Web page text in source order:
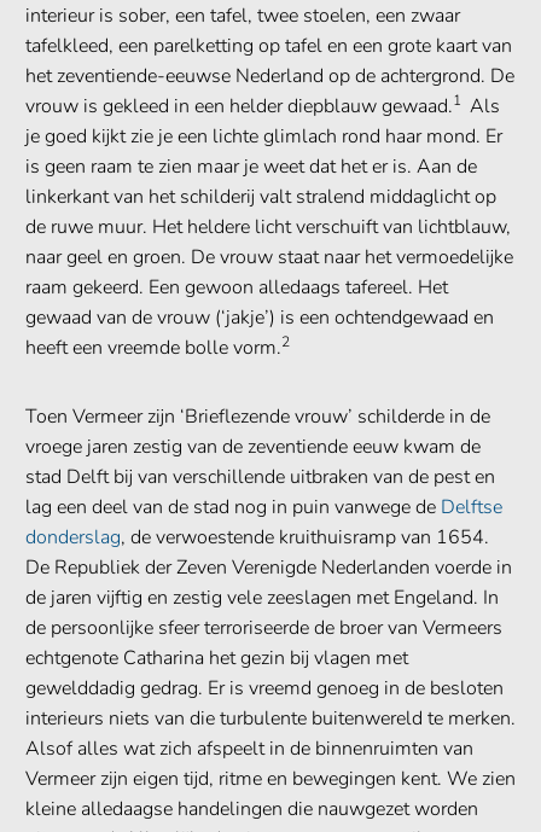
interieur is sober, een tafel, twee stoelen, een zwaar
tafelkleed, een parelketting op tafel en een grote kaart van
het zeventiende-eeuwse Nederland op de achtergrond. De
vrouw is gekleed in een helder diepblauw gewaad.1 Als
je goed kijkt zie je een lichte glimlach rond haar mond. Er
is geen raam te zien maar je weet dat het er is. Aan de
linkerkant van het schilderij valt stralend middaglicht op
de ruwe muur. Het heldere licht verschuift van lichtblauw,
naar geel en groen. De vrouw staat naar het vermoedelijke
raam gekeerd. Een gewoon alledaags tafereel. Het
gewaad van de vrouw (‘jakje’) is een ochtendgewaad en
heeft een vreemde bolle vorm.2
Toen Vermeer zijn ‘Brieflezende vrouw’ schilderde in de
vroege jaren zestig van de zeventiende eeuw kwam de
stad Delft bij van verschillende uitbraken van de pest en
lag een deel van de stad nog in puin vanwege de Delftse
donderslag, de verwoestende kruithuisramp van 1654.
De Republiek der Zeven Verenigde Nederlanden voerde in
de jaren vijftig en zestig vele zeeslagen met Engeland. In
de persoonlijke sfeer terroriseerde de broer van Vermeers
echtgenote Catharina het gezin bij vlagen met
gewelddadig gedrag. Er is vreemd genoeg in de besloten
interieurs niets van die turbulente buitenwereld te merken.
Alsof alles wat zich afspeelt in de binnenruimten van
Vermeer zijn eigen tijd, ritme en bewegingen kent. We zien
kleine alledaagse handelingen die nauwgezet worden